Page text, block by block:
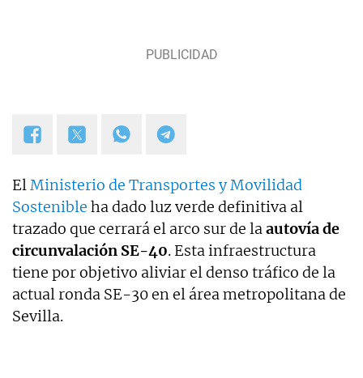
ElMinisterio de Transportes y Movilidad
Sostenible ha dado luz verde definitiva al
trazado que cerrará el arco sur de laautovía de
circunvalación SE-40. Esta infraestructura
tiene por objetivo aliviar el denso tráfico de la
actual ronda SE-30 en el área metropolitana de
Sevilla.